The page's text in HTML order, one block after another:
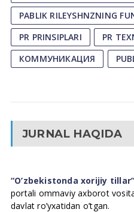
PABLIK RILEYSHNZNING
PR PRINSIPLARI
PR
КОММУНИКАЦИЯ
JURNAL HAQIDA
“O’zbekistonda xorijiy tillar”
portali ommaviy axborot
davlat ro’yxatidan o’tgan.